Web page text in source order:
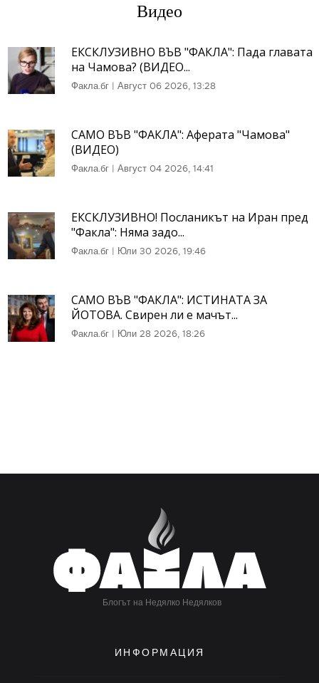
Видео
ЕКСКЛУЗИВНО ВЪВ "ФАКЛА": Пада главата
на Чамова? (ВИДЕО...
Факла.бг | Август 06 2026, 13:28
САМО ВЪВ "ФАКЛА": Аферата "Чамова"
(ВИДЕО)
Факла.бг | Август 04 2026, 14:41
ЕКСКЛУЗИВНО! Посланикът на Иран пред
"Факла": Няма задо...
Факла.бг | Юли 30 2026, 19:46
САМО ВЪВ "ФАКЛА": ИСТИНАТА ЗА
ЙОТОВА. Свирен ли е мачът...
Факла.бг | Юли 28 2026, 18:26
Блогът на Недялко Недялков
ИНФОРМАЦИЯ